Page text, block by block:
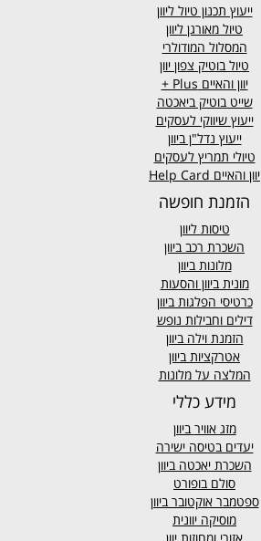
ייעוץ תכנון טיול ליוון
טיול מאורגן ליוון
המסלול המודולרי
טיול בוטיק צפון יוון
יוון והאיים Plus +
שייט בוטיק ביאכטה
ייעוץ שיווקי לעסקים
ייעוץ נדל"ן ביוון
טיולי תמריץ לעסקים
יוון והאיים Help Card
הזמנת חופשה
טיסות ליוון
השכרת רכב ביוון
מלונות ביוון
מונית ביוון והסעות
כרטיסי הפלגות ביוון
דילים וחבילות נופש
הזמנת וילה ביוון
אטרקציות ביוון
המלצה על מלונות
מידע כללי
מזג אוויר ביוון
יעדים בטיסה ישירה
השכרת יאכטה ביוון
סולם בופורט
ספטמבר אוקטובר ביוון
מוסיקה יוונית